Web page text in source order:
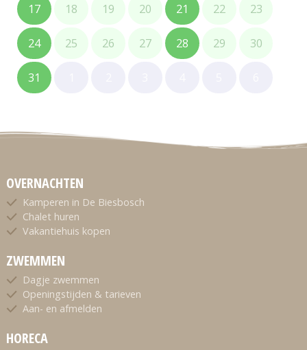
17 18 19 20 21 22 23
24 25 26 27 28 29 30
31
OVERNACHTEN
Kamperen in De Biesbosch
Chalet huren
Vakantiehuis kopen
ZWEMMEN
Dagje zwemmen
Openingstijden & tarieven
Aan- en afmelden
HORECA